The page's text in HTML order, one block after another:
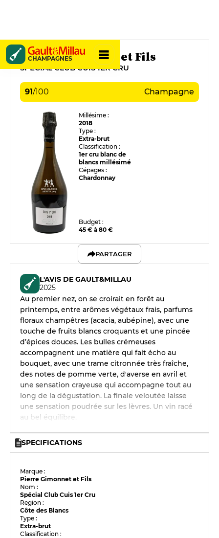
CHAMPAGNES
Pierre Gimonnet et Fils
SPÉCIAL CLUB CUIS 1ER CRU
91/100 Champagne
Millésime :
2018
Type :
Extra-brut
Classification :
1er cru blanc de
blancs millésimé
Cépages :
Chardonnay
Budget :
45 € à 80 €
PARTAGER
L'AVIS DE GAULT&MILLAU
2025
Au premier nez, on se croirait en forêt au
printemps, entre arômes végétaux frais, parfums
floraux champêtres (acacia, aubépine), avec une
touche de fruits blancs croquants et une pincée
d’épices douces. Les bulles crémeuses
accompagnent une matière qui fait écho au
bouquet, avec une trame citronnée très fraîche,
des notes de pomme verte, d'averse en avril et
une sensation crayeuse qui accompagne tout au
long de la dégustation. La finale veloutée laisse
une sensation poudrée sur les lèvres. Un vin racé
au bel équilibre.
SPECIFICATIONS
Marque :
Pierre Gimonnet et Fils
Nom :
Spécial Club Cuis 1er Cru
Region :
Côte des Blancs
Type :
Extra-brut
Classification :